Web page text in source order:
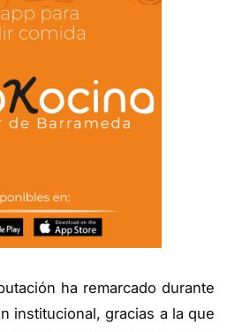
ha remarcado durante
institucional, gracias a la que